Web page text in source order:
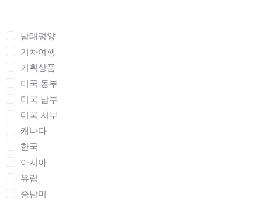
남태평양
기차여행
기획상품
미국 동부
미국 남부
미국 서부
캐나다
한국
아시아
유럽
중남미